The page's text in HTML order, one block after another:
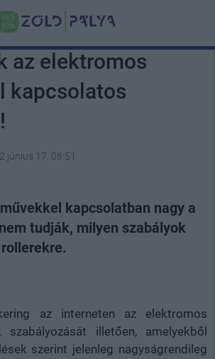
az elektromos
kapcsolatos
június 17. 08:51
kapcsolatban nagy a
tudják, milyen szabályok
az interneten az elektromos
illetően, amelyekből
szerint jelenleg nagyságrendileg